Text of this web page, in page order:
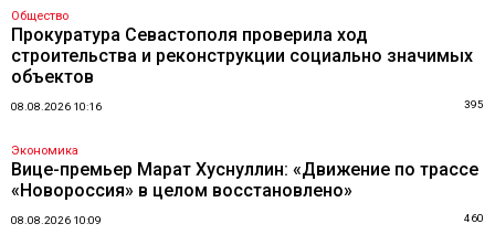
Общество
Прокуратура Севастополя проверила ход
строительства и реконструкции социально значимых
объектов
08.08.2026 10:16 395
Экономика
Вице-премьер Марат Хуснуллин: «Движение по трассе
«Новороссия» в целом восстановлено»
08.08.2026 10:09 460